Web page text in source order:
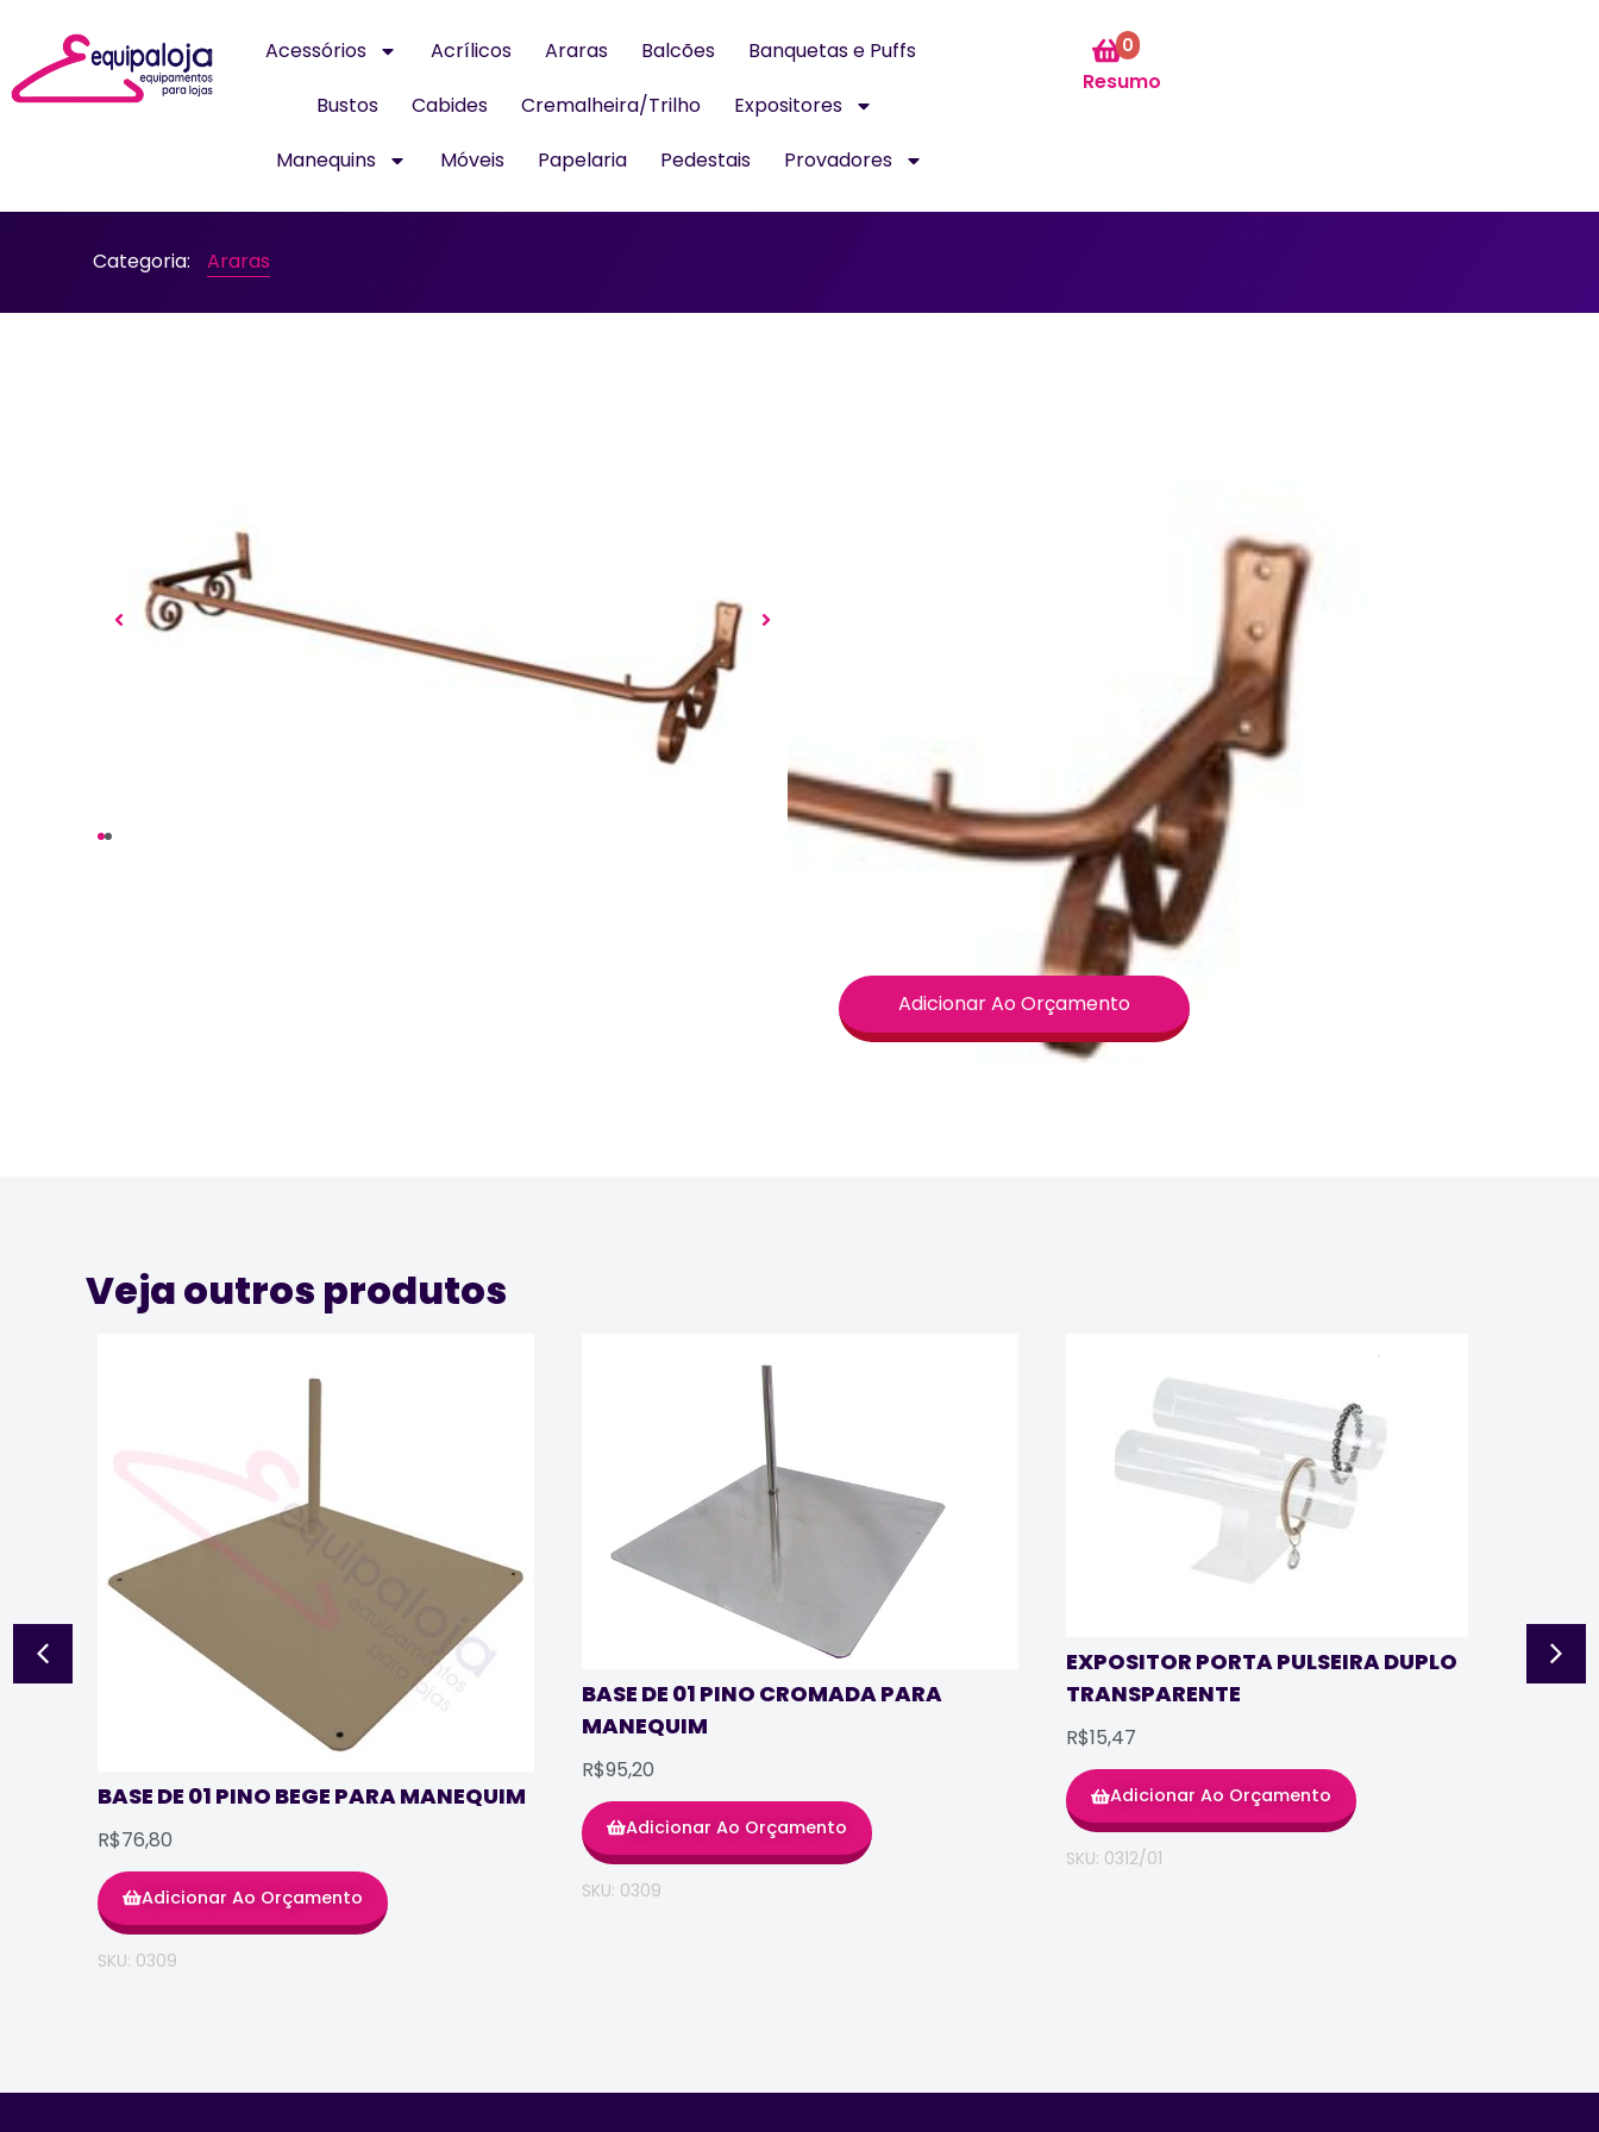
Acessórios Acrílicos Araras Balcões
Banquetas e Puffs
Bustos
Cabides Cremalheira/Trilho
Expositores
Manequins
Móveis Papelaria Pedestais Provadores
0
Resumo
Categoria: Araras
muita força no mercado decorativo, pois trazem charme e elegância ao
O design Vintage diz respeito a todo o estilo de uma época,
relembrando elementos dos anos 20 aos 60. A linha vintage traz um
novo estilo de decoração e versatilidade. Temos produtos nas cores
branca, preta e também nas cores rose e cobre envelhecido, com
cobertura metalizada. É tendência na decoração.
A Arara da Linha Vintage apresenta arabesco decorativo em metal para
agregar charme à sua exposição.
Material: Ferro
Pintura:Rosé
Capacidade: até 25 kg
Não acompanha parafusos
Adicionar Ao Orçamento
Veja outros produtos
BASE DE 01 PINO BEGE PARA MANEQUIM
R$76,80
Adicionar Ao Orçamento
SKU: 0309
BASE DE 01 PINO CROMADA PARA
MANEQUIM
R$95,20
Adicionar Ao Orçamento
SKU: 0309
EXPOSITOR PORTA PULSEIRA DUPLO
TRANSPARENTE
R$15,47
Adicionar Ao Orçamento
SKU: 0312/01